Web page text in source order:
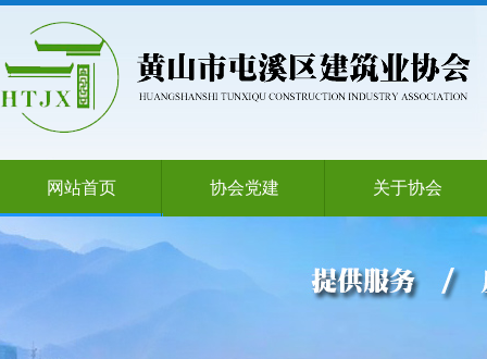
网站首页 协会党建 关于协会